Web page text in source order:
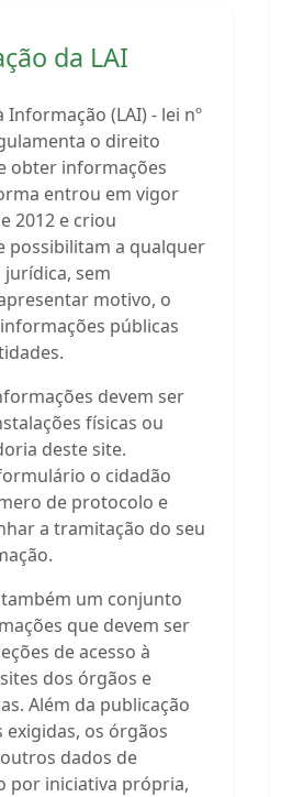
da LAI
Informação (LAI) - lei nº
o direito
obter informações
entrou em vigor
2012 e criou
possibilitam a qualquer
jurídica, sem
motivo, o
públicas
devem ser
físicas ou
deste site.
o cidadão
de protocolo e
a tramitação do seu
também um conjunto
que devem ser
de acesso à
dos órgãos e
Além da publicação
os órgãos
dados de
por iniciativa própria,